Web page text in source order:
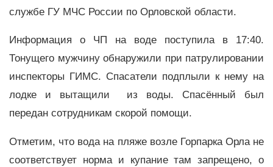
службе ГУ МЧС России по Орловской области.
Информация о ЧП на воде поступила в 17:40.
Тонущего мужчину обнаружили при патрулировании
инспекторы ГИМС. Спасатели подплыли к нему на
лодке и вытащили из воды. Спасённый был
передан сотрудникам скорой помощи.
Отметим, что вода на пляже возле Горпарка Орла не
соответствует норма и купание там запрещено, о